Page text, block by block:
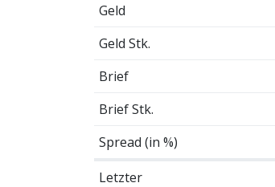
Geld
Geld Stk.
Brief
Brief Stk.
Spread (in %)
Letzter